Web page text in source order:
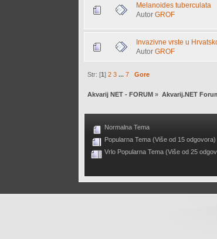
Melanoides tuberculata
AutorGROF
Invazivne vrste u
AutorGROF
Str: [1] 2 3 ... 7 Gore
Akvarij NET - FORUM » Akvarij.NET
Normalna Tema
Popularna Tema (Više od 15 odgovora)
Vrlo Popularna Tema (Više od 25